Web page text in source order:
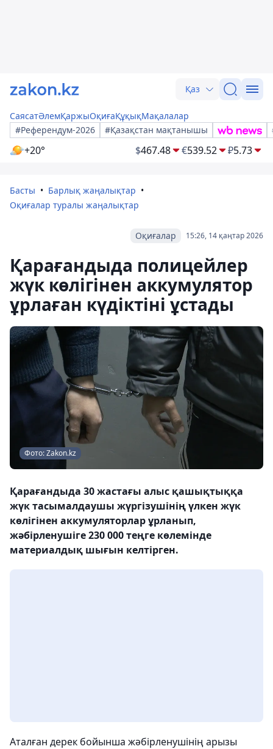
Қаз
СаясатӘлемҚаржыОқиғаҚұқықМақалалар
#Референдум-2026
#Қазақстан мақтанышы
+20° $467.48 €539.52 ₽5.73
Басты
Барлық жаңалықтар
Оқиғалар туралы жаңалықтар
15:26, 14 қаңтар 2026
Оқиғалар
Қарағандыда полицейлер
жүк көлігінен аккумулятор
ұрлаған күдіктіні ұстады
Фото: Zakon.kz
Қарағандыда 30 жастағы алыс қашықтыққа
жүк тасымалдаушы жүргізушінің үлкен жүк
көлігінен аккумуляторлар ұрланып,
жәбірленушіге 230 000 теңге көлемінде
материалдық шығын келтірген.
Аталған дерек бойынша жәбірленушінің арызы